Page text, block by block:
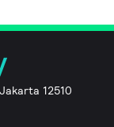
12510